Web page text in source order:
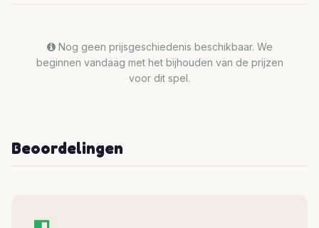
Nog geen prijsgeschiedenis beschikbaar. We
beginnen vandaag met het bijhouden van de prijzen
voor dit spel.
Beoordelingen